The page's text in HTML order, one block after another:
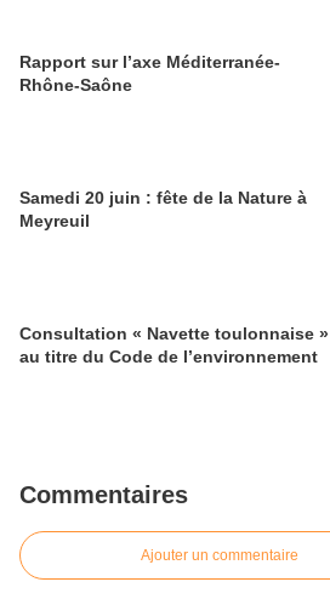
Rapport sur l’axe Méditerranée-
Rhône-Saône
Samedi 20 juin : fête de la Nature à
Meyreuil
Consultation « Navette toulonnaise »
au titre du Code de l’environnement
Commentaires
Ajouter un commentaire